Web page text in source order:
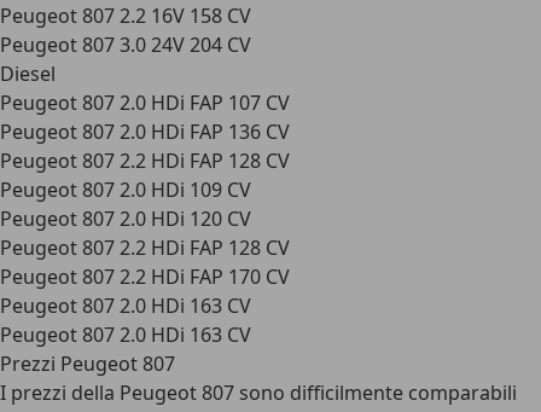
Peugeot 807 2.2 16V 158 CV
Peugeot 807 3.0 24V 204 CV
Diesel
Peugeot 807 2.0 HDi FAP 107 CV
Peugeot 807 2.0 HDi FAP 136 CV
Peugeot 807 2.2 HDi FAP 128 CV
Peugeot 807 2.0 HDi 109 CV
Peugeot 807 2.0 HDi 120 CV
Peugeot 807 2.2 HDi FAP 128 CV
Peugeot 807 2.2 HDi FAP 170 CV
Peugeot 807 2.0 HDi 163 CV
Peugeot 807 2.0 HDi 163 CV
Prezzi Peugeot 807
I prezzi della Peugeot 807 sono difficilmente comparabili